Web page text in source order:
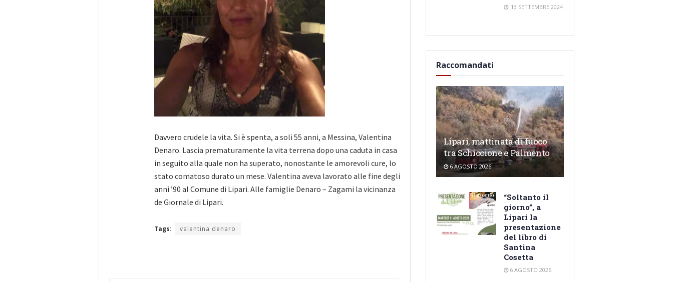
Davvero crudele la vita. Si è spenta, a soli 55 anni, a Messina, Valentina
Denaro. Lascia prematuramente la vita terrena dopo una caduta in casa
in seguito alla quale non ha superato, nonostante le amorevoli cure, lo
stato comatoso durato un mese. Valentina aveva lavorato alle fine degli
anni ’90 al Comune di Lipari. Alle famiglie Denaro – Zagami la vicinanza
de Giornale di Lipari.
Tags: valentina denaro
13 SETTEMBRE 2024
Raccomandati
Lipari, mattinata di fuoco
tra Schiccione e Palmento
6 AGOSTO 2026
“Soltanto il
giorno”, a
Lipari la
presentazione
del libro di
Santina
Cosetta
6 AGOSTO 2026